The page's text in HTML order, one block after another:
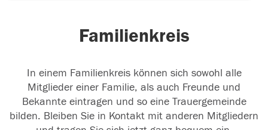
Familienkreis
In einem Familienkreis können sich sowohl alle
Mitglieder einer Familie, als auch Freunde und
Bekannte eintragen und so eine Trauergemeinde
bilden. Bleiben Sie in Kontakt mit anderen Mitgliedern